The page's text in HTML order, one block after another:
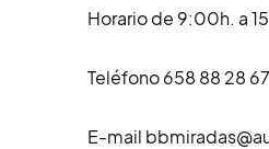
Horario de 9:00h. a
Teléfono 658 88 28 67
E-mail